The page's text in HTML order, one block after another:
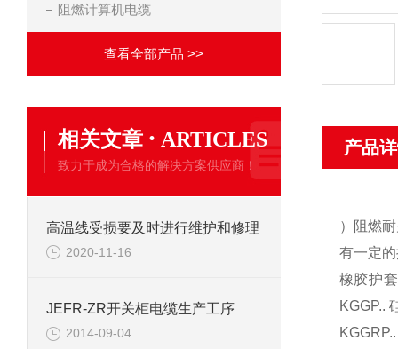
阻燃计算机电缆
查看全部产品 >>
相关文章 · ARTICLES
致力于成为合格的解决方案供应商！
高温线受损要及时进行维护和修理
2020-11-16
JEFR-ZR开关柜电缆生产工序
2014-09-04
产品
）阻燃
有一定
橡胶护
KGGP..